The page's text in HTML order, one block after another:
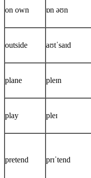
on own ɒn əʊn
outside aʊtˈsaɪd
plane pleɪn
play pleɪ
pretend prɪˈtend